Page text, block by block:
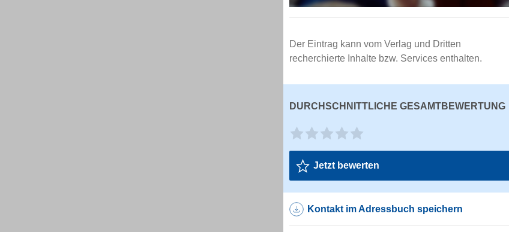
Der Eintrag kann vom Verlag und Dritten
recherchierte Inhalte bzw. Services enthalten.
DURCHSCHNITTLICHE GESAMTBEWERTUNG
Jetzt bewerten
Kontakt im Adressbuch speichern